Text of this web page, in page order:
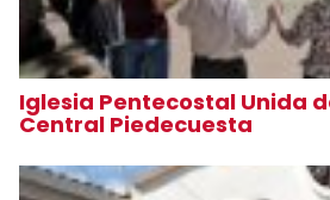
Iglesia Pentecostal Unida
Central Piedecuesta